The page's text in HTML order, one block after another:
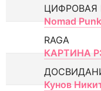
ЦИФРОВАЯ
Nomad Punk
RAGA
КАРТИНА
Кунов